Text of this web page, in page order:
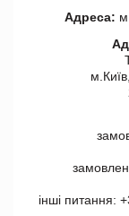
Адреса:
інші питання: